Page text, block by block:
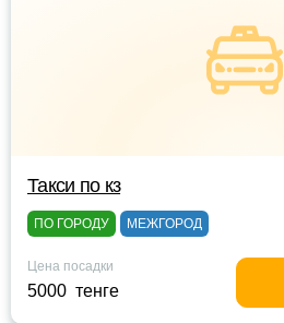
Такси по кз
ПО ГОРОДУ МЕЖГОРОД
Цена посадки
5000 тенге